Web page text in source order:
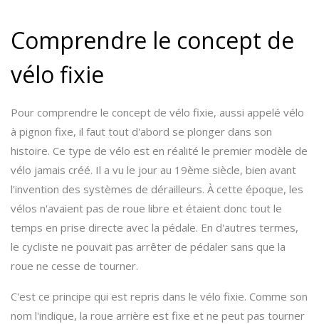
Comprendre le concept de
vélo fixie
Pour comprendre le concept de vélo fixie, aussi appelé vélo
à pignon fixe, il faut tout d'abord se plonger dans son
histoire. Ce type de vélo est en réalité le premier modèle de
vélo jamais créé. Il a vu le jour au 19ème siècle, bien avant
l'invention des systèmes de dérailleurs. À cette époque, les
vélos n'avaient pas de roue libre et étaient donc tout le
temps en prise directe avec la pédale. En d'autres termes,
le cycliste ne pouvait pas arrêter de pédaler sans que la
roue ne cesse de tourner.
C'est ce principe qui est repris dans le vélo fixie. Comme son
nom l'indique, la roue arrière est fixe et ne peut pas tourner